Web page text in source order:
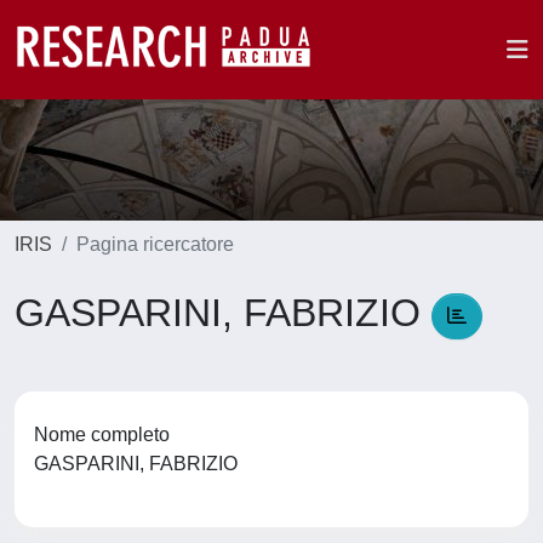
IRIS Pagina ricercatore
GASPARINI, FABRIZIO
Nome completo
GASPARINI, FABRIZIO